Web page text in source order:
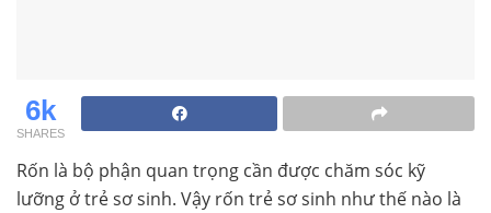
6k
SHARES
Rốn là bộ phận quan trọng cần được chăm sóc kỹ
lưỡng ở trẻ sơ sinh. Vậy rốn trẻ sơ sinh như thế nào là